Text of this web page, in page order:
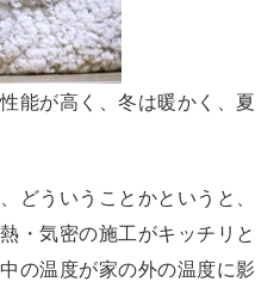
能が高く、冬は暖かく、夏
どういうことかというと、
・気密の施工がキッチリと
の温度が家の外の温度に影